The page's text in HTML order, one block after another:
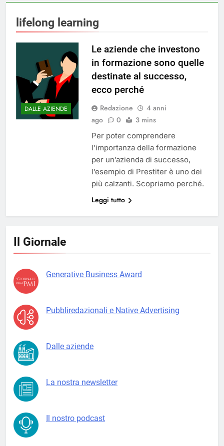
lifelong learning
DALLE AZIENDE
Le aziende che investono
in formazione sono quelle
destinate al successo,
ecco perché
Redazione
4 anni
ago
0 3 mins
Per poter comprendere
l’importanza della formazione
per un’azienda di successo,
l’esempio di Prestiter è uno dei
più calzanti. Scopriamo perché.
Leggi tutto
Il Giornale
Generative Business Award
Pubbliredazionali e Native Advertising
Dalle aziende
La nostra newsletter
Il nostro podcast